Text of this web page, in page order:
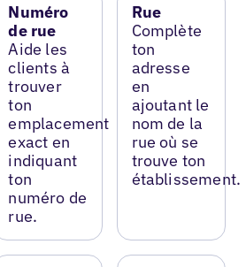
Numéro
de rue
Aide les
clients à
trouver
ton
emplacement
exact en
indiquant
ton
numéro de
rue.
Rue
Complète
ton
adresse
en
ajoutant le
nom de la
rue où se
trouve ton
établissement.